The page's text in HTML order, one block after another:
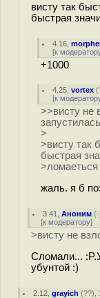
висту так
быстрая
4.16 ,
[к
+1000
4.25 ,vortex (
[к
>>висту не
запустилась
>
>висту так
быстрая
жаль. я б
3.41 ,Аноним (-
[к модератору]
>висту не
Сломали...
убунтой :)
2.12 ,grayich (??),